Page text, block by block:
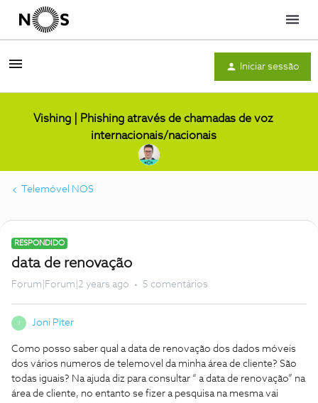
Menu
Iniciar sessão
Vishing | Phishing através de chamadas de voz
internacionais/nacionais
Telemóvel NOS
RESPONDIDO
data de renovação
Forum|Forum|2 years ago 5 comentários
Joni Piter
Como posso saber qual a data de renovação dos dados móveis
dos vários numeros de telemovel da minha área de cliente? São
todas iguais? Na ajuda diz para consultar “ a data de renovação” na
área de cliente, no entanto se fizer a pesquisa na mesma vai